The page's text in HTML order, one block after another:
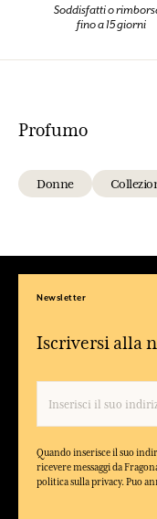
Soddisfatti o
fino a 15 giorni
Profumo
Donne
Newsletter
Iscriversi alla
Quando inserisce il suo
ricevere messaggi da
politica sulla privacy. Puo